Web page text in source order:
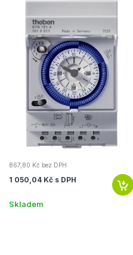
867,80 Kč bez DPH
1 050,04 Kč s DPH
Skladem